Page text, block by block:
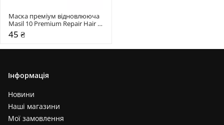
Маска преміум відновлююча
Masil 10 Premium Repair Hair
Mask
45 ₴
Інформація
Новини
Наші магазини
Мої замовлення